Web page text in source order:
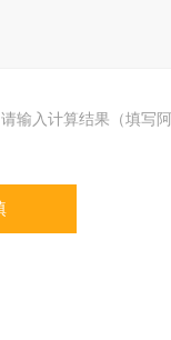
请输入计算结果（填写